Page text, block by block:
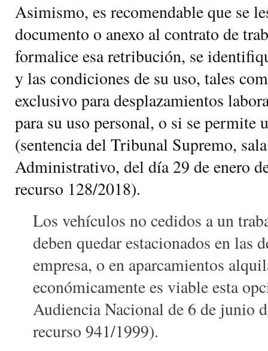
Asimismo, es recomendable que se
documento o anexo al contrato de
formalice esa retribución, se
y las condiciones de su uso, tales
exclusivo para desplazamientos
para su uso personal, o si se permite
(sentencia del Tribunal Supremo,
Administrativo, del día 29 de enero
recurso 128/2018).
Los vehículos no cedidos a un
deben quedar estacionados en las
empresa, o en aparcamientos
económicamente es viable esta
Audiencia Nacional de 6 de junio
recurso 941/1999).